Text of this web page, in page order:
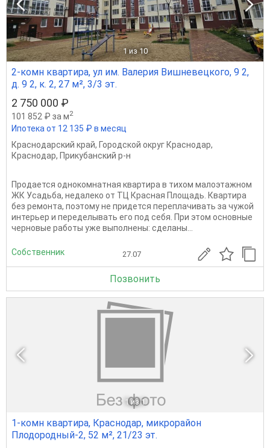
1 из 10
2-комн квартира, ул им. Валерия Вишневецкого, 9 2,
д. 9 2, к. 2, 27 м², 3/3 эт.
2 750 000 ₽
101 852 ₽ за м2
Ипотека от 12 135 ₽ в месяц
Краснодарский край, Городской округ Краснодар,
Краснодар, Прикубанский р-н
Продается однокомнатная квартира в тихом малоэтажном
ЖК Усадьба, недалеко от ТЦ Красная Площадь. Квартира
без ремонта, поэтому не придется переплачивать за чужой
интерьер и переделывать его под себя. При этом основные
черновые работы уже выполнены: сделаны...
Собственник 27.07
Позвонить
1 из 1
1-комн квартира, Краснодар, микрорайон
Плодородный-2, 52 м², 21/23 эт.